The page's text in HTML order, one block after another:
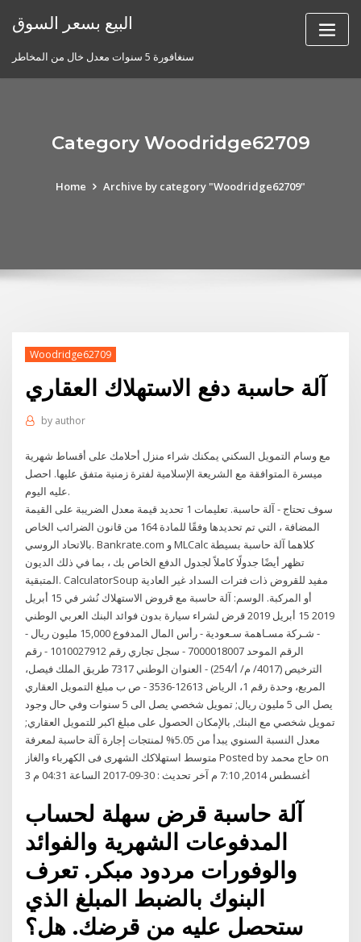
البيع بسعر السوق
سنغافورة 5 سنوات معدل خال من المخاطر
Category Woodridge62709
Home Archive by category "Woodridge62709"
Woodridge62709
آلة حاسبة دفع الاستهلاك العقاري
by author
مع وسام التمويل السكني يمكنك شراء منزل أحلامك على أقساط شهرية
ميسرة المتوافقة مع الشريعة الإسلامية لفترة زمنية متفق عليها. احصل
عليه اليوم.
سوف تحتاج - آلة حاسبة. تعليمات 1 تحديد قيمة معدل الضريبة على القيمة
المضافة ، التي تم تحديدها وفقًا للمادة 164 من قانون الضرائب الخاص
بالاتحاد الروسي. Bankrate.com و MLCalc كلاهما آلة حاسبة بسيطة
تظهر أيضًا جدولًا كاملاً لجدول الدفع الخاص بك ، بما في ذلك الديون
المتبقية. CalculatorSoup مفيد للقروض ذات فترات السداد غير العادية
أو المركبة. الوسم: آلة حاسبة مع قروض الاستهلاك نُشر في 15 أبريل
2019 15 أبريل 2019 قرض لشراء سيارة بدون فوائد البنك العربي الوطني
- شـركة مسـاهمة سـعودية - رأس المال المدفوع 15,000 مليون ريال -
الرقم الموحد 7000018007 - سجل تجاري رقم 1010027912 - رقم
الترخيص (4017/ م/ أ/254) - العنوان الوطني 7317 طريق الملك فيصل،
المربع، وحدة رقم 1، الرياض 12613-3536 - ص ب مبلغ التمويل العقاري
يصل الى 5 مليون ريال; تمويل شخصي يصل الى 5 سنوات وفي حال وجود
تمويل شخصي مع البنك, بالإمكان الحصول على مبلغ اكبر للتمويل العقاري;
معدل النسبة السنوي يبدأ من 5.05% لمنتجات إجارة آلة حاسبة لمعرفة
متوسط استهلاكك الشهرى فى الكهرباء والغاز Posted by حاج محمد on
3 أغسطس 2014, 7:10 م آخر تحديث : 30-09-2017 الساعة 04:31 م
آلة حاسبة قرض سهلة لحساب
المدفوعات الشهرية والفوائد
والوفورات مردود مبكر. تعرف
البنوك بالضبط المبلغ الذي
ستحصل عليه من قرضك. هل؟